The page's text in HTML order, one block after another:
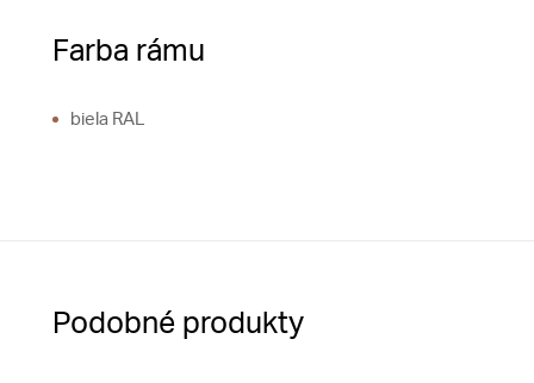
Farba rámu
biela RAL
Podobné produkty